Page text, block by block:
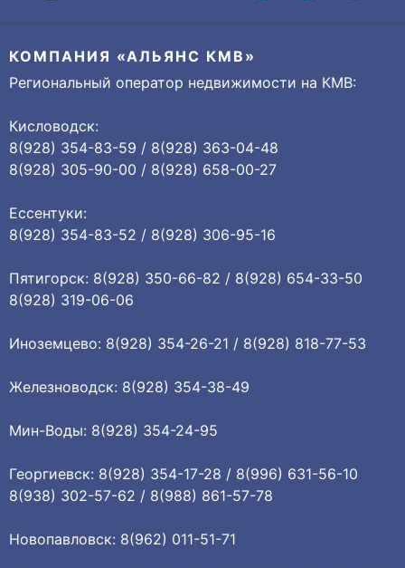
КОМПАНИЯ «АЛЬЯНС КМВ»
Региональный оператор недвижимости на КМВ:
Кисловодск:
8(928) 354-83-59 / 8(928) 363-04-48
8(928) 305-90-00 / 8(928) 658-00-27
Ессентуки:
8(928) 354-83-52 / 8(928) 306-95-16
Пятигорск: 8(928) 350-66-82 / 8(928) 654-33-50
8(928) 319-06-06
Иноземцево: 8(928) 354-26-21 / 8(928) 818-77-53
Железноводск: 8(928) 354-38-49
Мин-Воды: 8(928) 354-24-95
Георгиевск: 8(928) 354-17-28 / 8(996) 631-56-10
8(938) 302-57-62 / 8(988) 861-57-78
Новопавловск: 8(962) 011-51-71